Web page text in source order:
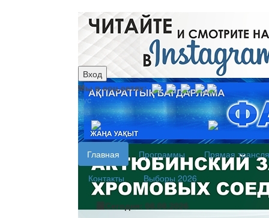
Вход
Мы в соц.сетях:
рус
каз
Главная Программы
Прямая
Контакты
Выборы 2026
Сегодня: 08.08.2026